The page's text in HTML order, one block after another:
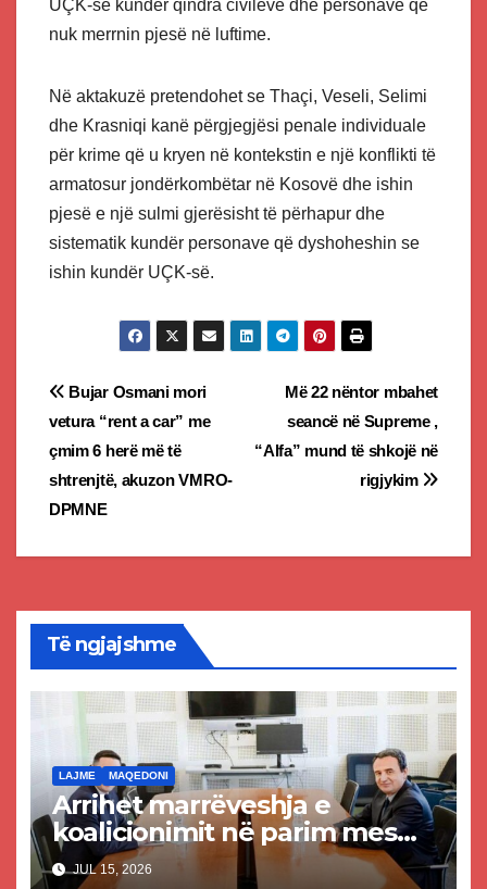
UÇK-së kundër qindra civilëve dhe personave që
nuk merrnin pjesë në luftime.
Në aktakuzë pretendohet se Thaçi, Veseli, Selimi
dhe Krasniqi kanë përgjegjësi penale individuale
për krime që u kryen në kontekstin e një konflikti të
armatosur jondërkombëtar në Kosovë dhe ishin
pjesë e një sulmi gjerësisht të përhapur dhe
sistematik kundër personave që dyshoheshin se
ishin kundër UÇK-së.
Post
navigation
Më 22 nëntor mbahet
seancë në Supreme ,
“Alfa” mund të shkojë në
rigjykim
Bujar Osmani mori
vetura “rent a car” me
çmim 6 herë më të
shtrenjtë, akuzon VMRO-
DPMNE
Të ngjajshme
LAJME MAQEDONI
Arrihet marrëveshja e
koalicionimit në parim mes
Kurtit dhe Abdixhikut
JUL 15, 2026